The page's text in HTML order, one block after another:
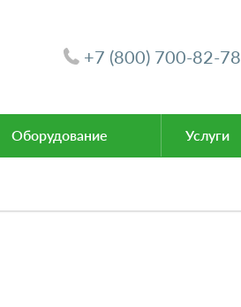
+7 (800) 700-82-78
Оборудование Услуги